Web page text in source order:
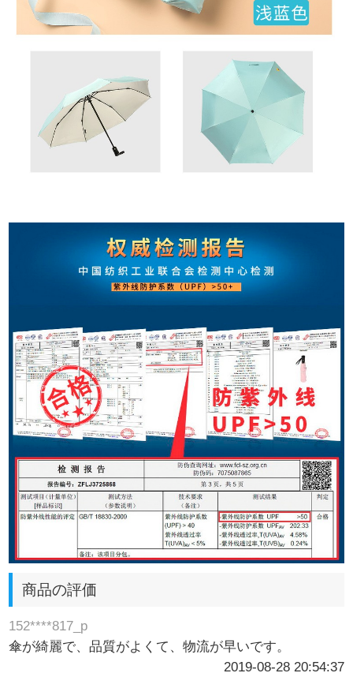
商品の評価
152****817_p
傘が綺麗で、品質がよくて、物流が早いです。
2019-08-28 20:54:37